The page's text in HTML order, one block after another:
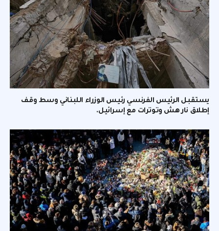
يستقبل الرئيس الفرنسي رئيس الوزراء اللبناني وسط وقف
إطلاق نار هش وتوترات مع إسرائيل.